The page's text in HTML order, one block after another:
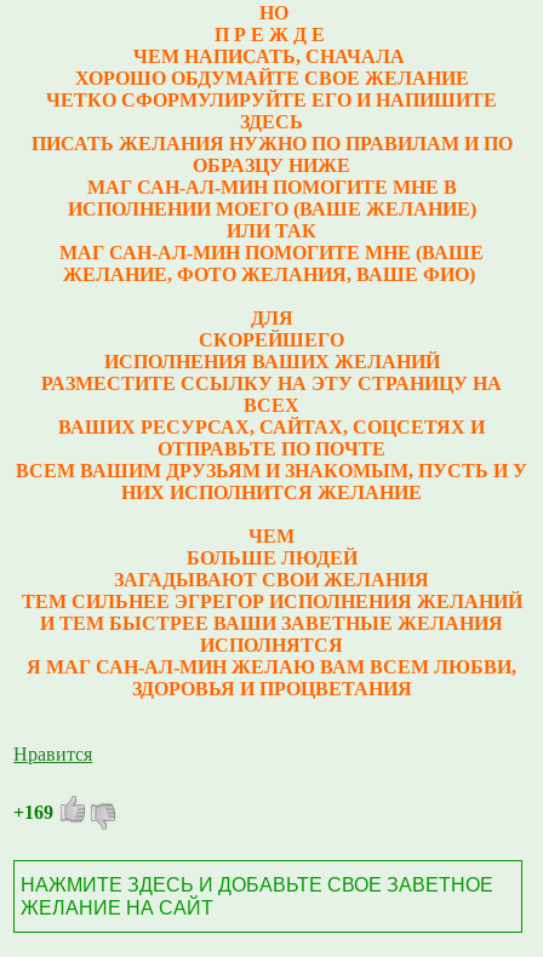
НО
П Р Е Ж Д Е
ЧЕМ НАПИСАТЬ, СНАЧАЛА
ХОРОШО ОБДУМАЙТЕ СВОЕ ЖЕЛАНИЕ
ЧЕТКО СФОРМУЛИРУЙТЕ ЕГО И НАПИШИТЕ
ЗДЕСЬ
ПИСАТЬ ЖЕЛАНИЯ НУЖНО ПО ПРАВИЛАМ И ПО
ОБРАЗЦУ НИЖЕ
МАГ САН-АЛ-МИН ПОМОГИТЕ МНЕ В
ИСПОЛНЕНИИ МОЕГО (ВАШЕ ЖЕЛАНИЕ)
ИЛИ ТАК
МАГ САН-АЛ-МИН ПОМОГИТЕ МНЕ (ВАШЕ
ЖЕЛАНИЕ, ФОТО ЖЕЛАНИЯ, ВАШЕ ФИО)
ДЛЯ
СКОРЕЙШЕГО
ИСПОЛНЕНИЯ ВАШИХ ЖЕЛАНИЙ
РАЗМЕСТИТЕ ССЫЛКУ НА ЭТУ СТРАНИЦУ НА
ВСЕХ
ВАШИХ РЕСУРСАХ, САЙТАХ, СОЦСЕТЯХ И
ОТПРАВЬТЕ ПО ПОЧТЕ
ВСЕМ ВАШИМ ДРУЗЬЯМ И ЗНАКОМЫМ, ПУСТЬ И У
НИХ ИСПОЛНИТСЯ ЖЕЛАНИЕ
ЧЕМ
БОЛЬШЕ ЛЮДЕЙ
ЗАГАДЫВАЮТ СВОИ ЖЕЛАНИЯ
ТЕМ СИЛЬНЕЕ ЭГРЕГОР ИСПОЛНЕНИЯ ЖЕЛАНИЙ
И ТЕМ БЫСТРЕЕ ВАШИ ЗАВЕТНЫЕ ЖЕЛАНИЯ
ИСПОЛНЯТСЯ
Я МАГ САН-АЛ-МИН ЖЕЛАЮ ВАМ ВСЕМ ЛЮБВИ,
ЗДОРОВЬЯ И ПРОЦВЕТАНИЯ
Нравится
+169
НАЖМИТЕ ЗДЕСЬ И ДОБАВЬТЕ СВОЕ ЗАВЕТНОЕ
ЖЕЛАНИЕ НА САЙТ